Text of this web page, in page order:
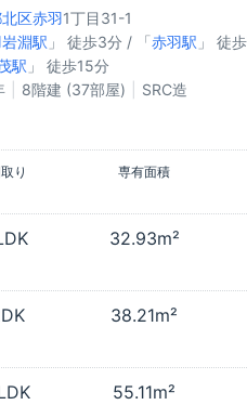
区赤羽1丁目31-1
淵駅 」 徒歩3分 / 「赤羽駅 」 徒
駅 」 徒歩15分
8階建 (37部屋) SRC造
り
専有面積
32.93m²
38.21m²
55.11m²